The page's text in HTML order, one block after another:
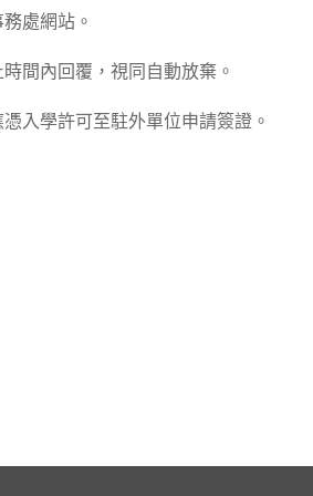
處網站。
間內回覆，視同自動放棄。
入學許可至駐外單位申請簽證。